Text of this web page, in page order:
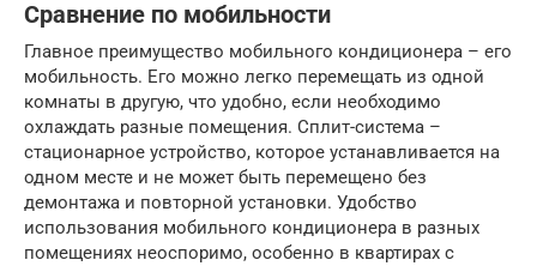
Сравнение по мобильности
Главное преимущество мобильного кондиционера – его
мобильность. Его можно легко перемещать из одной
комнаты в другую, что удобно, если необходимо
охлаждать разные помещения. Сплит-система –
стационарное устройство, которое устанавливается на
одном месте и не может быть перемещено без
демонтажа и повторной установки. Удобство
использования мобильного кондиционера в разных
помещениях неоспоримо, особенно в квартирах с